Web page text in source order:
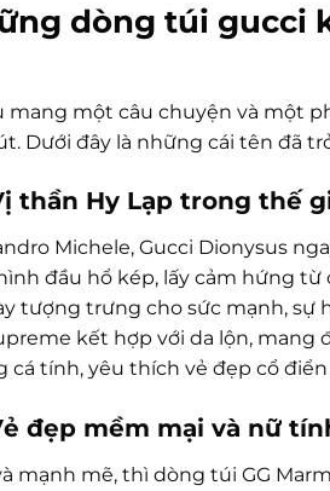
dòng túi gucci
mang một câu chuyện và một
Dưới đây là những cái tên đã
thần Hy Lạp trong thế
Michele, Gucci Dionysus
đầu hổ kép, lấy cảm hứng
tượng trưng cho sức mạnh,
kết hợp với da lộn,
cá tính, yêu thích vẻ đẹp cổ
đẹp mềm mại và nữ
mạnh mẽ, thì dòng túi GG